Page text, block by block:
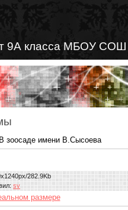
9А класса МБОУ СОШ
зоосаде имени В.Сысоева
282.9Kb
: sv
размере